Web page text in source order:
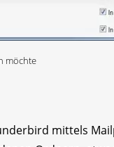
möchte
mittels